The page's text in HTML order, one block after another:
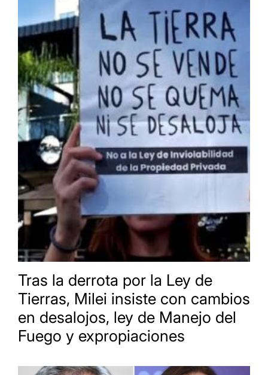
Tras la derrota por la Ley de
Tierras, Milei insiste con cambios
en desalojos, ley de Manejo del
Fuego y expropiaciones